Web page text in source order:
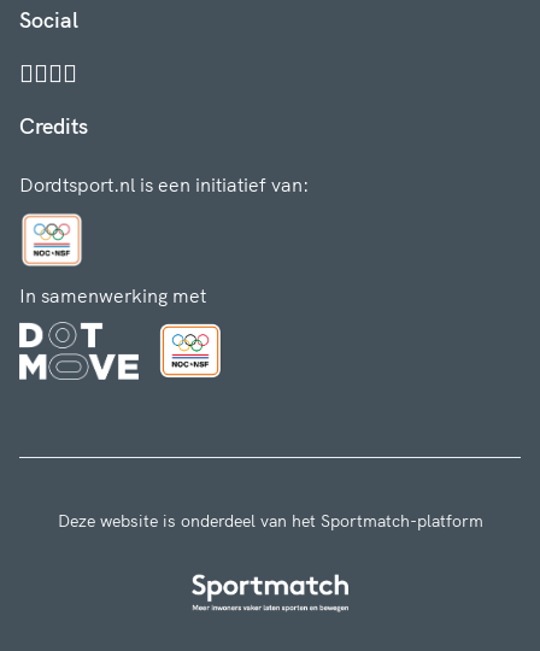
Social
Credits
Dordtsport.nl is een initiatief van:
In samenwerking met
Deze website is onderdeel van het Sportmatch-platform